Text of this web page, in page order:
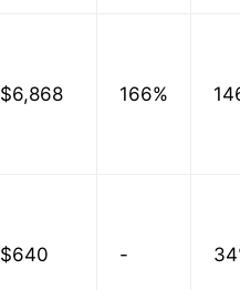
$6,868 166%
$640 -